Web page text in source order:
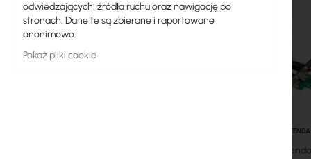
Zasilanie
Szafy RACK
odwiedzających, źródła ruchu oraz nawigację po
stronach. Dane te są zbierane i raportowane
anonimowo.
Pokaż pliki cookie